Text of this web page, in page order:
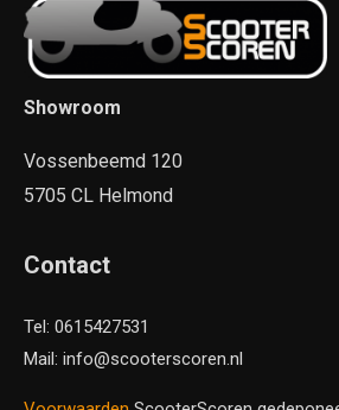
Showroom
Vossenbeemd 120
5705 CL Helmond
Contact
Tel: 0615427531
Mail: info@scooterscoren.nl